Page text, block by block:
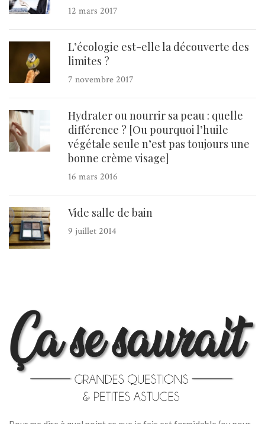
12 mars 2017
L’écologie est-elle la découverte des
limites ?
7 novembre 2017
Hydrater ou nourrir sa peau : quelle
différence ? [Ou pourquoi l’huile
végétale seule n’est pas toujours une
bonne crème visage]
16 mars 2016
Vide salle de bain
9 juillet 2014